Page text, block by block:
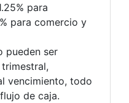
para
para comercio y
pueden ser
vencimiento, todo
de caja.